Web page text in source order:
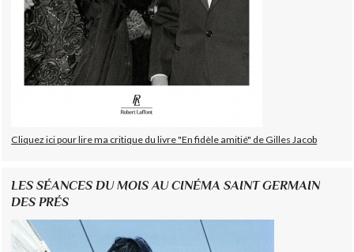
Cliquez ici pour lire ma critique du livre "En fidèle amitié" de Gilles Jacob
LES SÉANCES DU MOIS AU CINÉMA SAINT GERMAIN
DES PRÉS